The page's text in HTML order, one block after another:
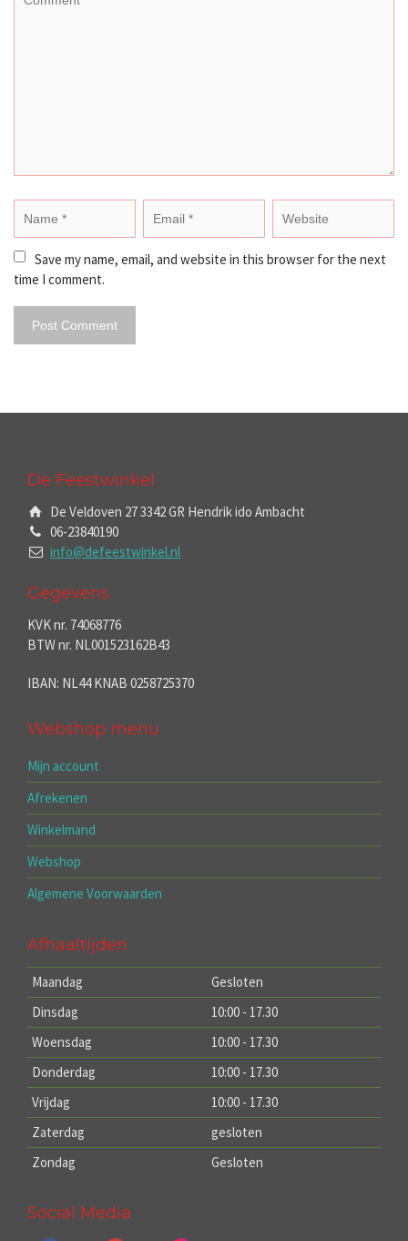
Save my name, email, and website in this browser for the next
time I comment.
De Feestwinkel
De Veldoven 27 3342 GR Hendrik ido Ambacht
06-23840190
info@defeestwinkel.nl
Gegevens
KVK nr. 74068776
BTW nr. NL001523162B43
IBAN: NL44 KNAB 0258725370
Webshop menu
Mijn account
Afrekenen
Winkelmand
Webshop
Algemene Voorwaarden
Afhaaltijden
Maandag
Gesloten
Dinsdag
10:00 - 17.30
Woensdag
10:00 - 17.30
Donderdag
10:00 - 17.30
Vrijdag
10:00 - 17.30
Zaterdag
gesloten
Zondag
Gesloten
Social Media